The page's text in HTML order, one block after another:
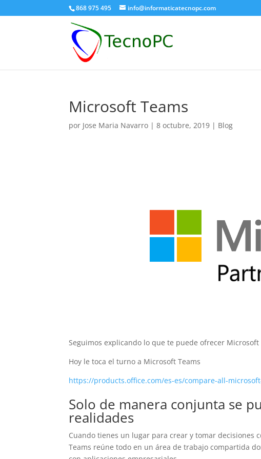
868 975 495 info@informaticatecnopc.com
Microsoft Teams
por Jose Maria Navarro |8 octubre, 2019 | Blog
Seguimos explicando lo que te puede ofrecer
Hoy le toca el turno a Microsoft Teams
https://products.office.com/es-es/compare-all-
Solo de manera conjunta se
realidades
Cuando tienes un lugar para crear y tomar decisiones
Teams reúne todo en un área de trabajo compartida